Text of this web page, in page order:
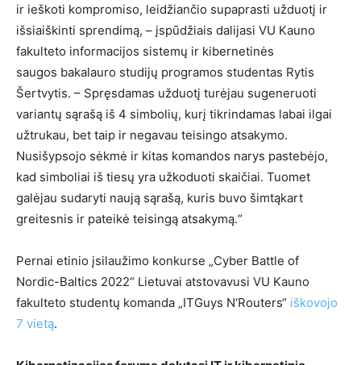
ir ieškoti kompromiso, leidžiančio supaprasti užduotį ir
išsiaiškinti sprendimą, – įspūdžiais dalijasi VU Kauno
fakulteto informacijos sistemų ir kibernetinės
saugos bakalauro studijų programos studentas Rytis
Šertvytis. – Spręsdamas užduotį turėjau sugeneruoti
variantų sąrašą iš 4 simbolių, kurį tikrindamas labai ilgai
užtrukau, bet taip ir negavau teisingo atsakymo.
Nusišypsojo sėkmė ir kitas komandos narys pastebėjo,
kad simboliai iš tiesų yra užkoduoti skaičiai. Tuomet
galėjau sudaryti naują sąrašą, kuris buvo šimtąkart
greitesnis ir pateikė teisingą atsakymą.“
Pernai etinio įsilaužimo konkurse „Cyber Battle of
Nordic-Baltics 2022“ Lietuvai atstovavusi VU Kauno
fakulteto studentų komanda „ITGuys N‘Routers“ iškovojo
7 vietą.